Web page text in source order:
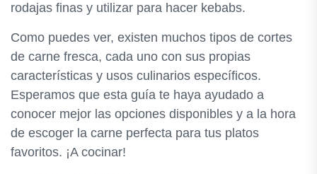
rodajas finas y utilizar para hacer kebabs.
Como puedes ver, existen muchos tipos de cortes
de carne fresca, cada uno con sus propias
características y usos culinarios específicos.
Esperamos que esta guía te haya ayudado a
conocer mejor las opciones disponibles y a la hora
de escoger la carne perfecta para tus platos
favoritos. ¡A cocinar!